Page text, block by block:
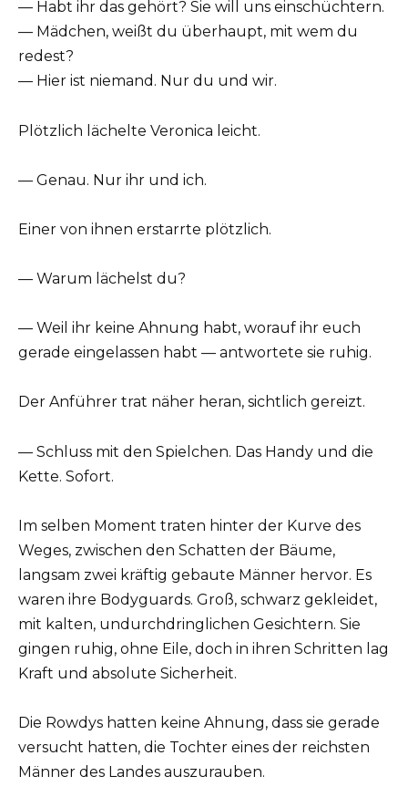
— Habt ihr das gehört? Sie will uns einschüchtern.
— Mädchen, weißt du überhaupt, mit wem du
redest?
— Hier ist niemand. Nur du und wir.
Plötzlich lächelte Veronica leicht.
— Genau. Nur ihr und ich.
Einer von ihnen erstarrte plötzlich.
— Warum lächelst du?
— Weil ihr keine Ahnung habt, worauf ihr euch
gerade eingelassen habt — antwortete sie ruhig.
Der Anführer trat näher heran, sichtlich gereizt.
— Schluss mit den Spielchen. Das Handy und die
Kette. Sofort.
Im selben Moment traten hinter der Kurve des
Weges, zwischen den Schatten der Bäume,
langsam zwei kräftig gebaute Männer hervor. Es
waren ihre Bodyguards. Groß, schwarz gekleidet,
mit kalten, undurchdringlichen Gesichtern. Sie
gingen ruhig, ohne Eile, doch in ihren Schritten lag
Kraft und absolute Sicherheit.
Die Rowdys hatten keine Ahnung, dass sie gerade
versucht hatten, die Tochter eines der reichsten
Männer des Landes auszurauben.